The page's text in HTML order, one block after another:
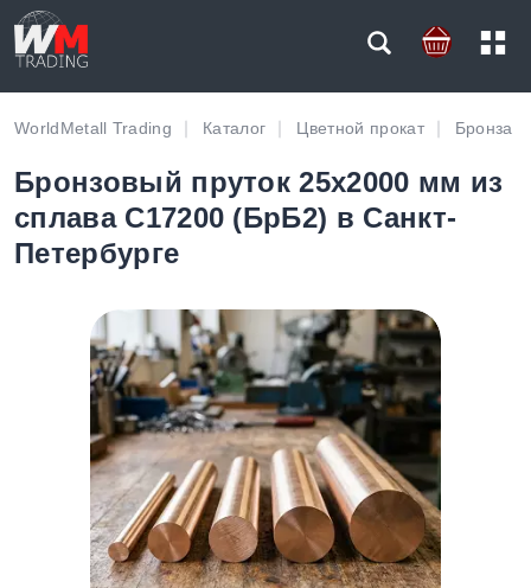
WorldMetall Trading Каталог Цветной прокат Бронза
Бронзовый пруток 25х2000 мм из
сплава С17200 (БрБ2) в Санкт-
Петербурге